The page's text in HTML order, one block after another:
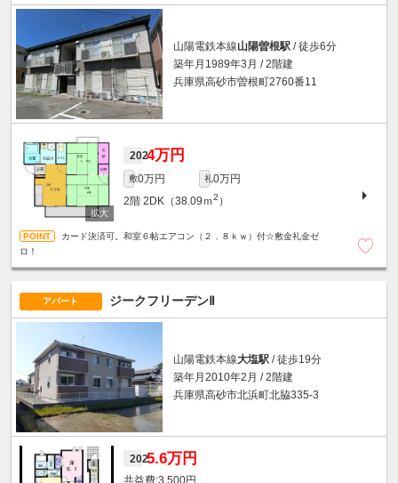
山陽電鉄本線山陽曽根駅 / 徒歩6分
築年月1989年3月 / 2階建
兵庫県高砂市曽根町2760番11
2024万円
敷0万円 礼0万円
2階 2DK（38.09ｍ2 ）
カード決済可。和室６帖エアコン（２．８ｋｗ）付☆敷金礼金ゼ
ロ！
アパート ジークフリーデンⅡ
山陽電鉄本線大塩駅 / 徒歩19分
築年月2010年2月 / 2階建
兵庫県高砂市北浜町北脇335-3
2025.6万円
3,500円